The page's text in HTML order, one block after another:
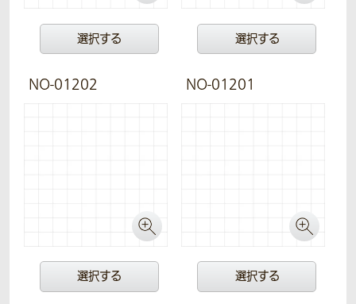
選択する 選択する
NO-01202
選択する
NO-01201
選択する